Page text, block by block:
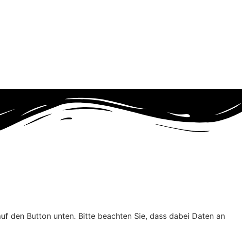
den Button unten. Bitte beachten Sie, dass dabei Daten an